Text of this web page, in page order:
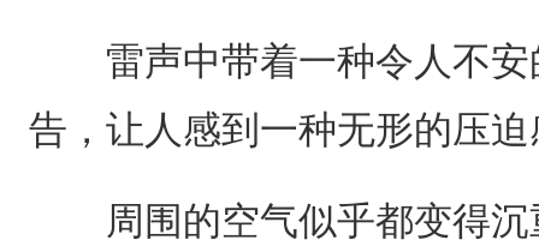
雷声中带着一种令人不安
告，让人感到一种无形的压迫
周围的空气似乎都变得沉